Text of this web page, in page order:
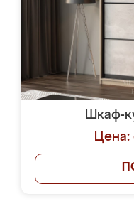
Шкаф-
Цена: